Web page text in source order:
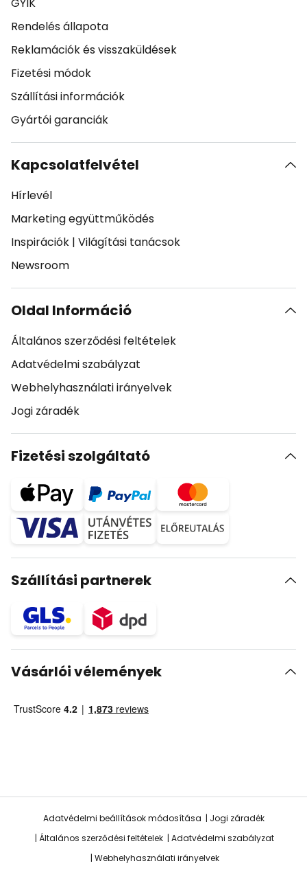
Rendelés állapota
Reklamációk és visszaküldések
Fizetési módok
Szállítási információk
Gyártói garanciák
Kapcsolatfelvétel
Hírlevél
Marketing együttműködés
Inspirációk | Világítási tanácsok
Newsroom
Oldal Információ
Általános szerződési feltételek
Adatvédelmi szabályzat
Webhelyhasználati irányelvek
Jogi záradék
Fizetési szolgáltató
Szállítási partnerek
Vásárlói vélemények
Adatvédelmi beállítások módosítása
Jogi záradék
Általános szerződési feltételek
Adatvédelmi szabályzat
Webhelyhasználati irányelvek